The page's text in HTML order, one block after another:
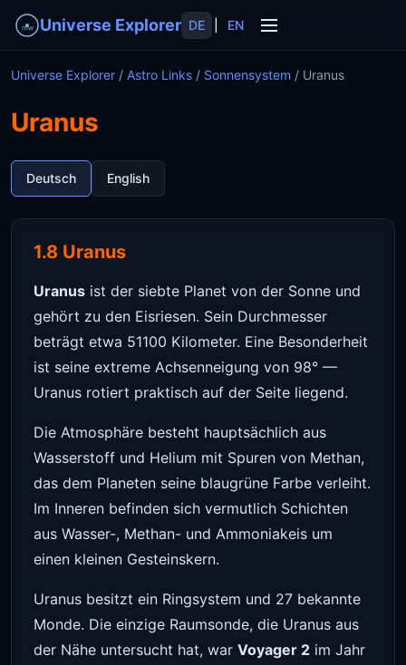
Universe Explorer DE EN
Universe Explorer / Astro Links / Sonnensystem / Uranus
Uranus
Deutsch English
1.8 Uranus
Uranus ist der siebte Planet von der Sonne und
gehört zu den Eisriesen. Sein Durchmesser
beträgt etwa 51100 Kilometer. Eine Besonderheit
ist seine extreme Achsenneigung von 98° —
Uranus rotiert praktisch auf der Seite liegend.
Die Atmosphäre besteht hauptsächlich aus
Wasserstoff und Helium mit Spuren von Methan,
das dem Planeten seine blaugrüne Farbe verleiht.
Im Inneren befinden sich vermutlich Schichten
aus Wasser-, Methan- und Ammoniakeis um
einen kleinen Gesteinskern.
Uranus besitzt ein Ringsystem und 27 bekannte
Monde. Die einzige Raumsonde, die Uranus aus
der Nähe untersucht hat, war Voyager 2 im Jahr